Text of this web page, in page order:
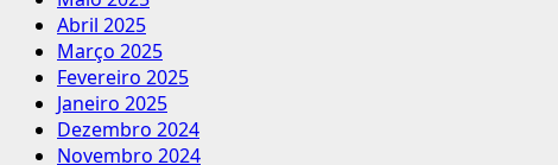
Abril 2025
Março 2025
Fevereiro 2025
Janeiro 2025
Dezembro 2024
Novembro 2024